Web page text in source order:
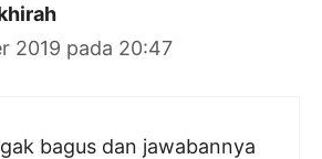
2019 pada 20:47
bagus dan jawabannya